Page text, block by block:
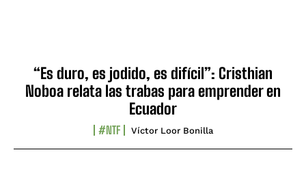
“Es duro, es jodido, es difícil”: Cristhian
Noboa relata las trabas para emprender en
Ecuador
#NTF Víctor Loor Bonilla